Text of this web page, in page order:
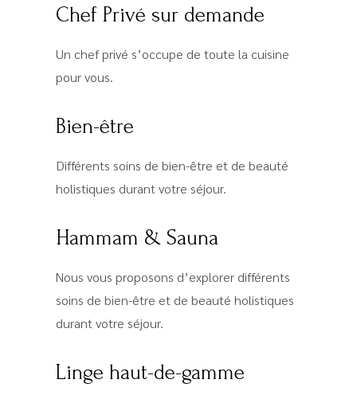
Chef Privé sur demande
Un chef privé s’occupe de toute la cuisine
pour vous.
Bien-être
Différents soins de bien-être et de beauté
holistiques durant votre séjour.
Hammam & Sauna
Nous vous proposons d’explorer différents
soins de bien-être et de beauté holistiques
durant votre séjour.
Linge haut-de-gamme